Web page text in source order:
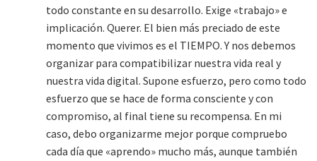
todo constante en su desarrollo. Exige «trabajo» e
implicación. Querer. El bien más preciado de este
momento que vivimos es el TIEMPO. Y nos debemos
organizar para compatibilizar nuestra vida real y
nuestra vida digital. Supone esfuerzo, pero como todo
esfuerzo que se hace de forma consciente y con
compromiso, al final tiene su recompensa. En mi
caso, debo organizarme mejor porque compruebo
cada día que «aprendo» mucho más, aunque también